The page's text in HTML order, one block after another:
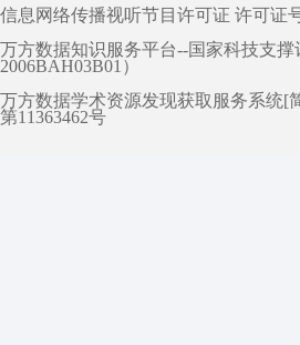
信息网络传播视听节目许可证 许可证
万方数据知识服务平台--国家科技支撑
2006BAH03B01）
万方数据学术资源发现获取服务系统[
第11363462号